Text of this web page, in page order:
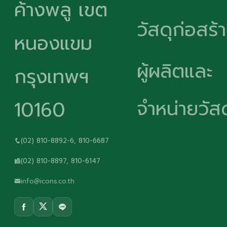
ค้างพลู เขต
หนองแขม
กรุงเทพฯ
10160
(02) 810-8892-6, 810-6687
(02) 810-8897, 810-6147
info@icons.co.th
วัสดุก่อสร้
ผู้ผลิตและ
จำหน่ายวั